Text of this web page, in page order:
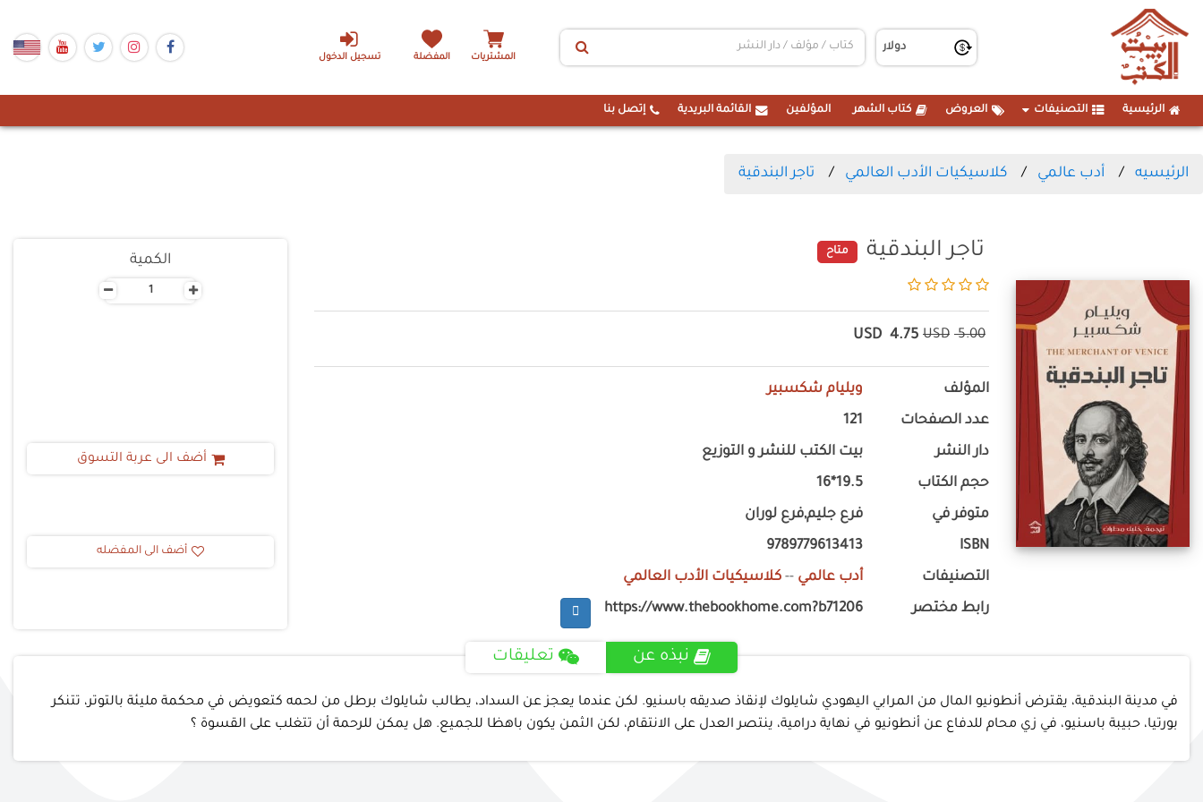
تسجيل الدخول المشتريات المفضلة
الرئيسية التصنيفات العروض كتاب الشهر المؤلفين القائمة البريدية إتصل بنا
الرئيسيه أدب عالمي كلاسيكيات الأدب العالمي تاجر البندقية
تاجر البندقية متاح
5.00
USD
4.75
USD
المؤلف ويليام شكسبير
عدد الصفحات 121
دار النشر بيت الكتب للنشر و التوزيع
حجم الكتاب 19.5*16
متوفر في فرع جليم,فرع لوران
ISBN
9789779613413
التصنيفات أدب عالمي -- كلاسيكيات الأدب العالمي
رابط مختصر https://www.thebookhome.com?b71206
الكمية
- +
أضف الى عربة التسوق
أضف الى المفضله
نبذه عن تعليقات
في مدينة البندقية، يقترض أنطونيو المال من المرابي اليهودي شايلوك لإنقاذ صديقه باسنيو. لكن عندما يعجز عن السداد، يطالب شايلوك برطل من لحمه كتعويض في محكمة مليئة بالتوتر، تتنكر
بورتيا، حبيبة باسنيو، في زي محام للدفاع عن أنطونيو في نهاية درامية، ينتصر العدل على الانتقام، لكن الثمن يكون باهظا للجميع. هل يمكن للرحمة أن تتغلب على القسوة ؟